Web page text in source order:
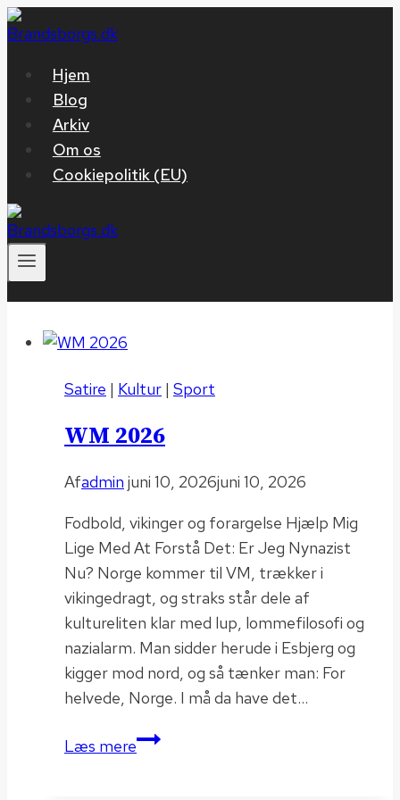
Fortsæt
til
indholdHjem
Blog
Arkiv
Om os
Cookiepolitik (EU)
Satire | Kultur | Sport
WM 2026
Afadmin juni 10, 2026juni 10, 2026
Fodbold, vikinger og forargelse Hjælp Mig
Lige Med At Forstå Det: Er Jeg Nynazist
Nu? Norge kommer til VM, trækker i
vikingedragt, og straks står dele af
kultureliten klar med lup, lommefilosofi og
nazialarm. Man sidder herude i Esbjerg og
kigger mod nord, og så tænker man: For
helvede, Norge. I må da have det…
Læs mereWM